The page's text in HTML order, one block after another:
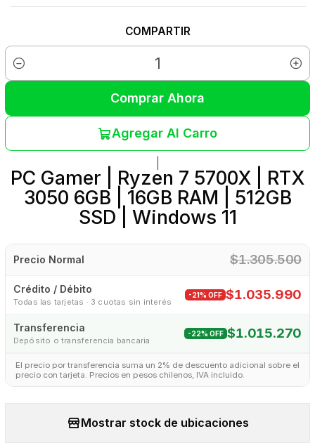
COMPARTIR
Cantidad
Agregar Al Carro
Comprar Ahora
PC Gamer | Ryzen 7 5700X | RTX
3050 6GB | 16GB RAM | 512GB
SSD | Windows 11
Precio Normal $1.305.500
Crédito / Débito
Todas las tarjetas · 3 cuotas sin interés
-21% OFF $1.035.990
Transferencia
Depósito o transferencia bancaria
-22% OFF $1.015.270
El precio por transferencia suma un 2% de descuento adicional sobre el
precio con tarjeta. Precios en pesos chilenos, IVA incluido.
Mostrar stock de ubicaciones